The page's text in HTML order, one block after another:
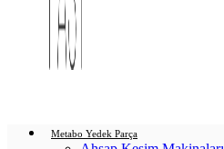
Metabo Yedek Parça